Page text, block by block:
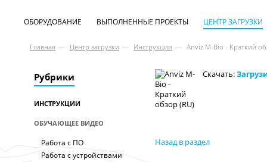
ОБОРУДОВАНИЕ ВЫПОЛНЕННЫЕ ПРОЕКТЫ ЦЕНТР ЗАГРУЗКИ
Главная — Центр загрузки — Инструкции — Anviz M-Bio - Краткий
Рубрики
ИНСТРУКЦИИ
ОБУЧАЮЩЕЕ ВИДЕО
Работа с ПО
Работа с устройствами
Скачать:
Назад в раздел